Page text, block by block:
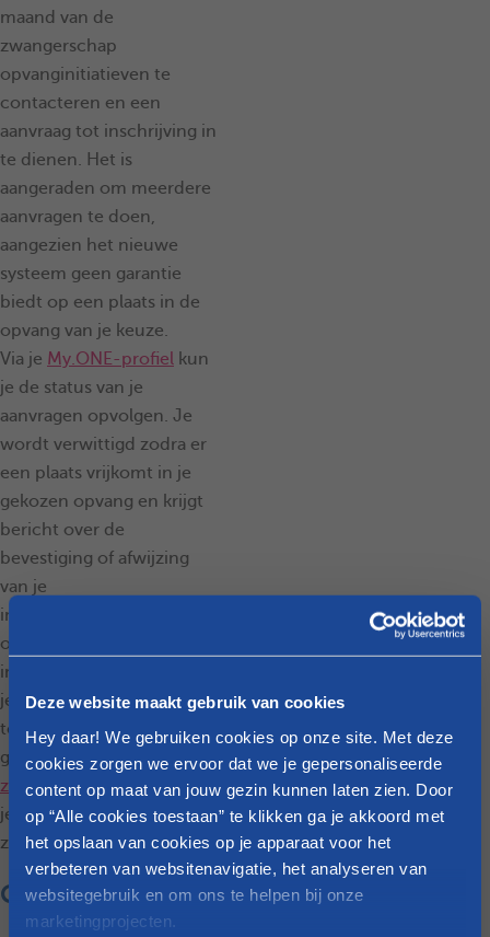
Deze website maakt gebruik van cookies
Hey daar! We gebruiken cookies op onze site. Met deze
cookies zorgen we ervoor dat we je gepersonaliseerde
content op maat van jouw gezin kunnen laten zien. Door
op “Alle cookies toestaan” te klikken ga je akkoord met
het opslaan van cookies op je apparaat voor het
verbeteren van websitenavigatie, het analyseren van
websitegebruik en om ons te helpen bij onze
marketingprojecten.
maand van de
zwangerschap
opvanginitiatieven te
contacteren en een
aanvraag tot inschrijving in
te dienen. Het is
aangeraden om meerdere
aanvragen te doen,
aangezien het nieuwe
systeem geen garantie
biedt op een plaats in de
opvang van je keuze.
Via je My.ONE-profiel kun
je de status van je
aanvragen opvolgen. Je
wordt verwittigd zodra er
een plaats vrijkomt in je
gekozen opvang en krijgt
bericht over de
bevestiging of afwijzing
van je
inschrijving. Wanneer een
opvanginitiatief je
inschrijving bevestigt, hoef
je enkel nog het contract
te ondertekenen en te
genieten van je
zwangerschapsverlof, tot
je kindje zijn eerste stapjes
zet in de crèche.
Goed om weten!